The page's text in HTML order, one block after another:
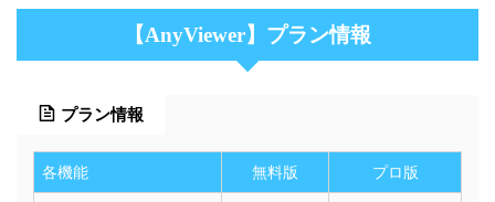
【AnyViewer】プラン情報
プラン情報
各機能 無料版 プロ版